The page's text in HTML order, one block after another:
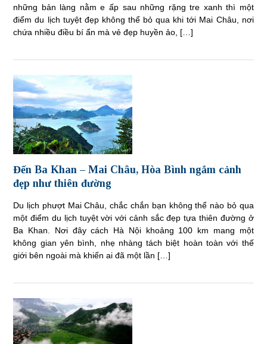
những bản làng nằm e ấp sau những rặng tre xanh thì một
điểm du lịch tuyệt đẹp không thể bỏ qua khi tới Mai Châu, nơi
chứa nhiều điều bí ẩn mà vẻ đẹp huyền ảo, […]
Đến Ba Khan – Mai Châu, Hòa Bình ngắm cảnh
đẹp như thiên đường
Du lịch phượt Mai Châu, chắc chắn bạn không thể nào bỏ qua
một điểm du lịch tuyệt vời với cảnh sắc đẹp tựa thiên đường ở
Ba Khan. Nơi đây cách Hà Nội khoảng 100 km mang một
không gian yên bình, nhẹ nhàng tách biệt hoàn toàn với thế
giới bên ngoài mà khiến ai đã một lần […]